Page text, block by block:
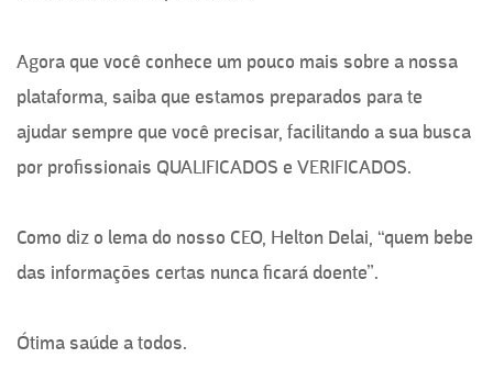
Agora que você conhece um pouco mais sobre a nossa
plataforma, saiba que estamos preparados para te
ajudar sempre que você precisar, facilitando a sua busca
por profissionais QUALIFICADOS e VERIFICADOS.
Como diz o lema do nosso CEO, Helton Delai, “quem bebe
das informações certas nunca ficará doente”.
Ótima saúde a todos.